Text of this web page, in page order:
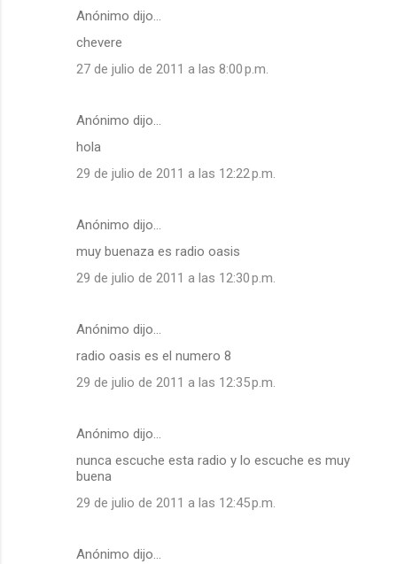
Anónimo dijo…
chevere
27 de julio de 2011 a las 8:00 p.m.
Anónimo dijo…
hola
29 de julio de 2011 a las 12:22 p.m.
Anónimo dijo…
muy buenaza es radio oasis
29 de julio de 2011 a las 12:30 p.m.
Anónimo dijo…
radio oasis es el numero 8
29 de julio de 2011 a las 12:35 p.m.
Anónimo dijo…
nunca escuche esta radio y lo escuche es muy
buena
29 de julio de 2011 a las 12:45 p.m.
Anónimo dijo…